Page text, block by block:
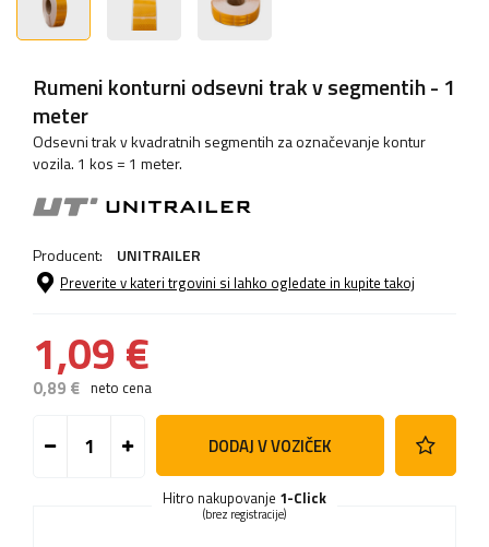
Rumeni konturni odsevni trak v segmentih - 1
meter
Odsevni trak v kvadratnih segmentih za označevanje kontur
vozila. 1 kos = 1 meter.
Producent: UNITRAILER
Preverite v kateri trgovini si lahko ogledate in kupite takoj
1,09 €
0,89 € neto cena
DODAJ V VOZIČEK
Hitro nakupovanje 1-Click
(brez registracije)